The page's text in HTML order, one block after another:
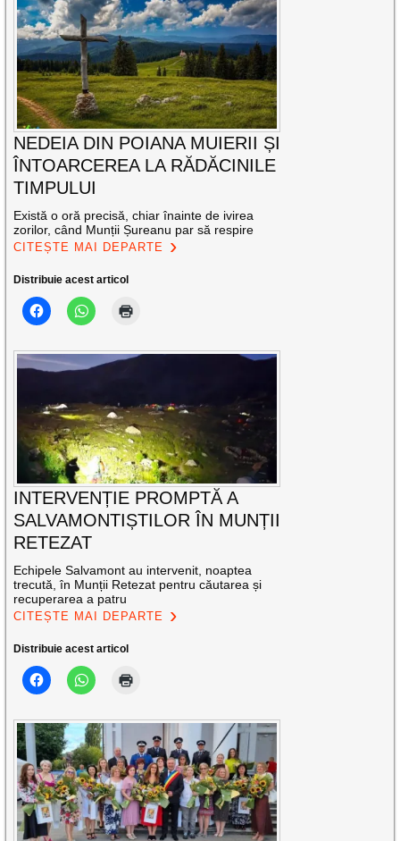
NEDEIA DIN POIANA MUIERII ȘI
ÎNTOARCEREA LA RĂDĂCINILE
TIMPULUI
Există o oră precisă, chiar înainte de ivirea
zorilor, când Munții Șureanu par să respire
CITEȘTE MAI DEPARTE
Distribuie acest articol
INTERVENȚIE PROMPTĂ A
SALVAMONTIȘTILOR ÎN MUNȚII
RETEZAT
Echipele Salvamont au intervenit, noaptea
trecută, în Munții Retezat pentru căutarea și
recuperarea a patru
CITEȘTE MAI DEPARTE
Distribuie acest articol